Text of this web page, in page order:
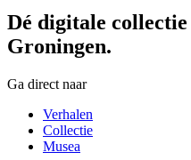
Dé digitale collectie
Groningen.
Ga direct naar
Verhalen
Collectie
Musea